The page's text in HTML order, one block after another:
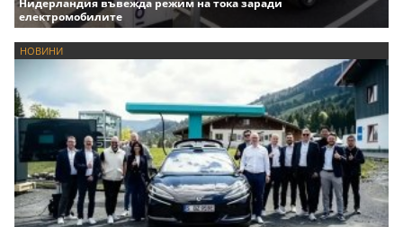
електромобилите
НОВИНИ